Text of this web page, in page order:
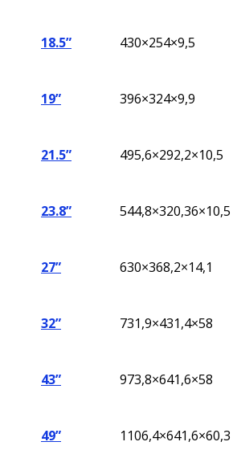
18.5” 430×254×9,5
19” 396×324×9,9
21.5” 495,6×292,2×10,5
23.8” 544,8×320,36×10,5
27” 630×368,2×14,1
32” 731,9×431,4×58
43” 973,8×641,6×58
49” 1106,4×641,6×60,3